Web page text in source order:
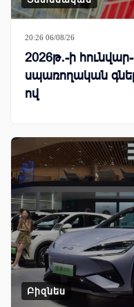
20:26 06/08/26
2026թ․-ի
սպառողական
ով
Բիզնես